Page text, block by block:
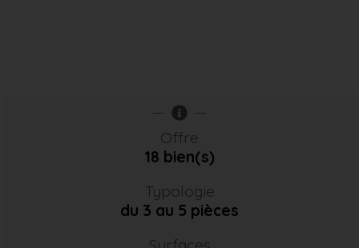
Offre
18 bien(s)
Typologie
du 3 au 5 pièces